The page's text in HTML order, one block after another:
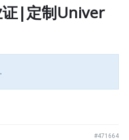
证|定制Univer
#471664